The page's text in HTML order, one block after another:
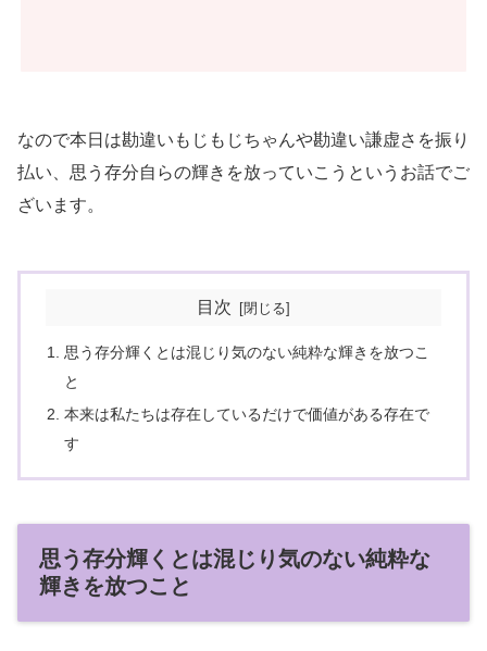
なので本日は勘違いもじもじちゃんや勘違い謙虚さを振り
払い、思う存分自らの輝きを放っていこうというお話でご
ざいます。
目次
思う存分輝くとは混じり気のない純粋な輝きを放つこ
と
本来は私たちは存在しているだけで価値がある存在で
す
思う存分輝くとは混じり気のない純粋な
輝きを放つこと